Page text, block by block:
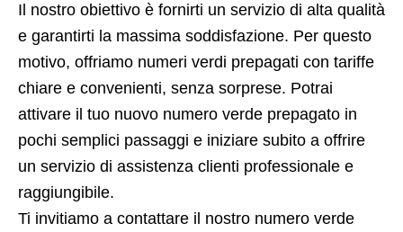
Il nostro obiettivo è fornirti un servizio di alta qualità
e garantirti la massima soddisfazione. Per questo
motivo, offriamo numeri verdi prepagati con tariffe
chiare e convenienti, senza sorprese. Potrai
attivare il tuo nuovo numero verde prepagato in
pochi semplici passaggi e iniziare subito a offrire
un servizio di assistenza clienti professionale e
raggiungibile.
Ti invitiamo a contattare il nostro numero verde